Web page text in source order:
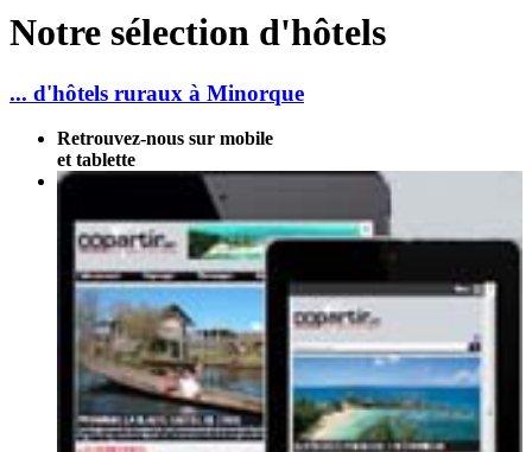
Notre sélection d'hôtels
... d'hôtels ruraux à Minorque
Retrouvez-nous sur mobile
et tablette